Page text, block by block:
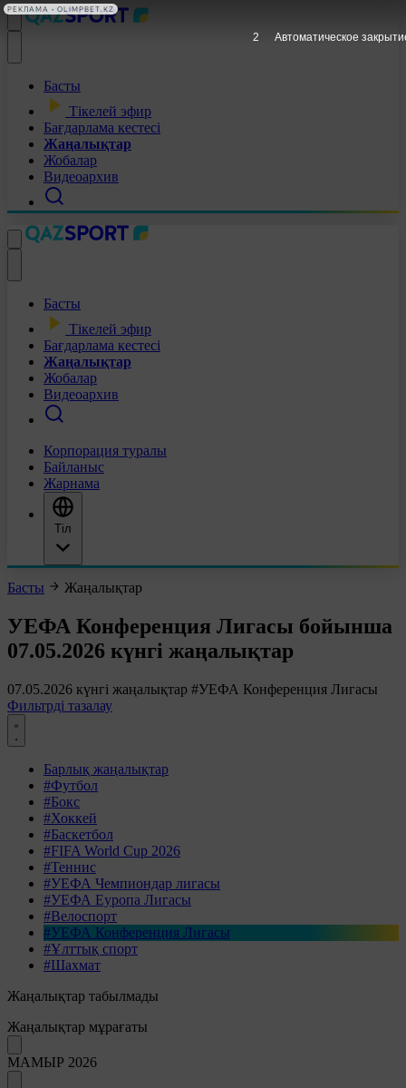
Басты
Тікелей эфир
Бағдарлама кестесі
Жаңалықтар
Жобалар
Видеоархив
Басты
Тікелей эфир
Бағдарлама кестесі
Жаңалықтар
Жобалар
Видеоархив
Корпорация туралы
Байланыс
Жарнама
Тіл
Басты Жаңалықтар
УЕФА Конференция Лигасы бойынша
07.05.2026 күнгі жаңалықтар
07.05.2026 күнгі жаңалықтар #УЕФА Конференция Лигасы
Фильтрді тазалау
Барлық жаңалықтар
#Футбол
#Бокс
#Хоккей
#Баскетбол
#FIFA World Cup 2026
#Теннис
#УЕФА Чемпиондар лигасы
#УЕФА Еуропа Лигасы
#Велоспорт
#УЕФА Конференция Лигасы
#Ұлттық спорт
#Шахмат
Жаңалықтар табылмады
Жаңалықтар мұрағаты
МАМЫР 2026
1 Автоматическое
РЕКЛАМА • OLIMPBET.KZ